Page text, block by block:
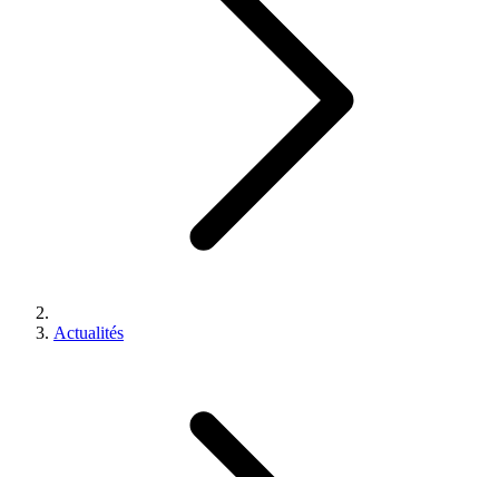
Actualités